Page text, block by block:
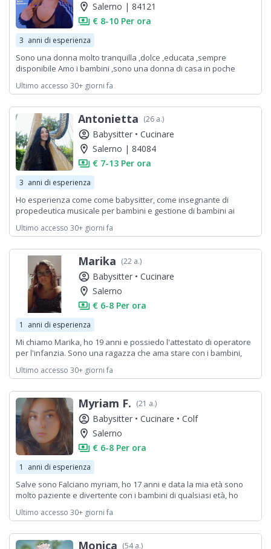
location_on Salerno | 84121
payments € 8-10 Per ora
3 anni di esperienza
Sono una donna molto tranquilla ,dolce ,educata ,sempre
disponibile Amo i bambini ,sono una donna di casa in poche
Ultimo accesso 30+ giorni fa
Antonietta (26 a.)
account_circle Babysitter • Cucinare
location_on Salerno | 84084
payments € 7-13 Per ora
3 anni di esperienza
Ho esperienza come come babysitter, come insegnante di
propedeutica musicale per bambini e gestione di bambini ai
Ultimo accesso 30+ giorni fa
Marika (22 a.)
account_circle Babysitter • Cucinare
location_on Salerno
payments € 6-8 Per ora
1 anni di esperienza
Mi chiamo Marika, ho 19 anni e possiedo l'attestato di operatore
per l'infanzia. Sono una ragazza che ama stare con i bambini,
divertente ed empatica.
Ultimo accesso 30+ giorni fa
Myriam F. (21 a.)
account_circle Babysitter • Cucinare • Colf
location_on Salerno
payments € 6-8 Per ora
1 anni di esperienza
Salve sono Falciano myriam, ho 17 anni e data la mia età sono
molto paziente e divertente con i bambini di qualsiasi età, ho
disponibile e dolce ma se ci fosse il bisogno di aiutare i bambini
problema che abbiano
Ultimo accesso 30+ giorni fa
Monica (54 a.)